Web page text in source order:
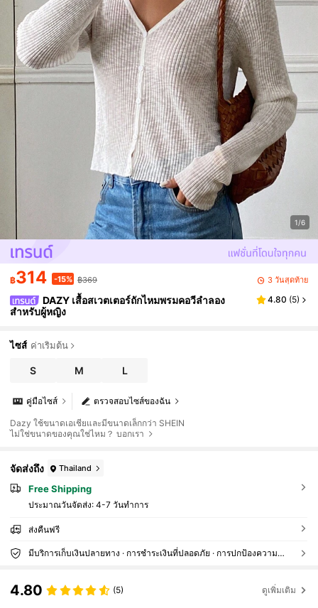
1/6
฿314 -15% ฿369 3 วันสุดท้าย
DAZY เสื้อสเวตเตอร์ถักไหมพรมคอวีลำลอง
สำหรับผู้หญิง
4.80 (5)
ไซส์ ค่าเริ่มต้น
S M L
ตรวจสอบไซส์ของฉัน
คู่มือไซส์
Dazy ใช้ขนาดเอเชียและมีขนาดเล็กกว่า SHEIN
ไม่ใช่ขนาดของคุณใช่ไหม？ บอกเรา
จัดส่งถึง Thailand
Free Shipping
ประมาณวันจัดส่ง: 4-7 วันทำการ
ส่งคืนฟรี
มีบริการเก็บเงินปลายทาง · การชำระเงินที่ปลอดภัย · การปกป้องความเป็นส่วนตัว
4.80 (5) ดูเพิ่มเติม